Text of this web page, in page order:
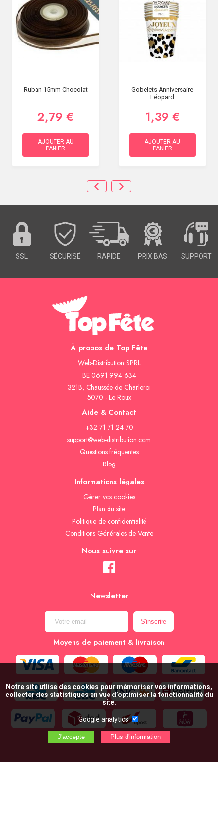
Ruban 15mm Chocolat
2,79 €
AJOUTER AU
PANIER
Gobelets Anniversaire
Léopard
1,39 €
AJOUTER AU
PANIER
SSL SÉCURISÉ RAPIDE PRIX BAS SUPPORT
À propos de Top Fête
Web-Distribution SPRL
BE 0691 994 634
321B, Chaussée de Charleroi
5070 - Le Roux
Aide & Contact
+32 71 71 24 70
support@web-distribution.com
Questions fréquentes
Blog
Informations légales
Gèrer vos cookies
Plan du site
Politique de confidentialité
Conditions Générales de Vente
Nous suivre sur
Newsletter
Moyens de paiement & livraison
Notre site utlise des cookies pour mémoriser vos informations,
collecter des statistiques en vue d’optimiser la fonctionnalité du
site.
Google analytics